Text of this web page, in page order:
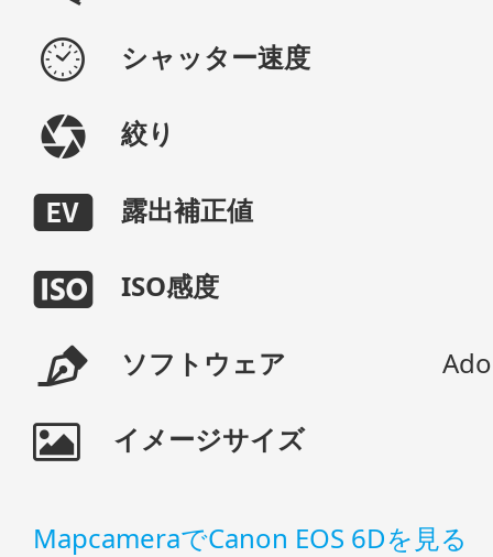
シャッター速度
絞り
露出補正値
ISO感度
ソフトウェア
イメージサイズ
MapcameraでCanon EOS 6Dを見る